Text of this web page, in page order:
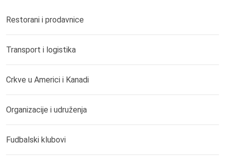
Restorani i prodavnice
Transport i logistika
Crkve u Americi i Kanadi
Organizacije i udruženja
Fudbalski klubovi